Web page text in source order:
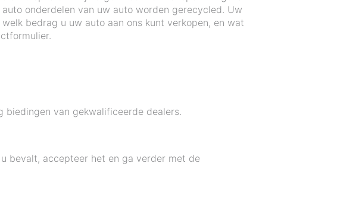
onderdelen van uw auto worden gerecycled. Uw
bedrag u uw auto aan ons kunt verkopen, en wat
van gekwalificeerde dealers.
bevalt, accepteer het en ga verder met de